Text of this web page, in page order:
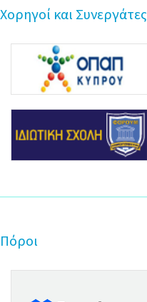
Χορηγοί και Συνεργάτες
Πόροι